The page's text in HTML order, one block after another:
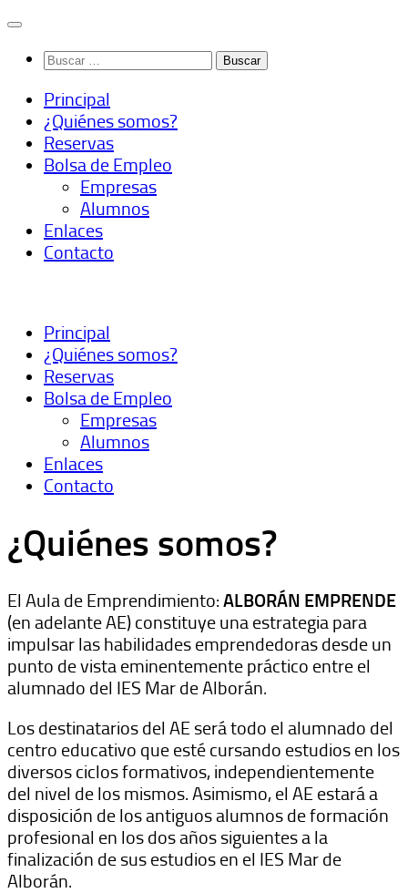
Saltar
contenido
Buscar:
Principal
¿Quiénes somos?
Reservas
Bolsa de Empleo
Empresas
Alumnos
Enlaces
Contacto
Principal
¿Quiénes somos?
Reservas
Bolsa de Empleo
Empresas
Alumnos
Enlaces
Contacto
¿Quiénes somos?
El Aula de Emprendimiento: ALBORÁN EMPRENDE
(en adelante AE) constituye una estrategia para
impulsar las habilidades emprendedoras desde un
punto de vista eminentemente práctico entre el
alumnado del IES Mar de Alborán.
Los destinatarios del AE será todo el alumnado del
centro educativo que esté cursando estudios en los
diversos ciclos formativos, independientemente
del nivel de los mismos. Asimismo, el AE estará a
disposición de los antiguos alumnos de formación
profesional en los dos años siguientes a la
finalización de sus estudios en el IES Mar de
Alborán.